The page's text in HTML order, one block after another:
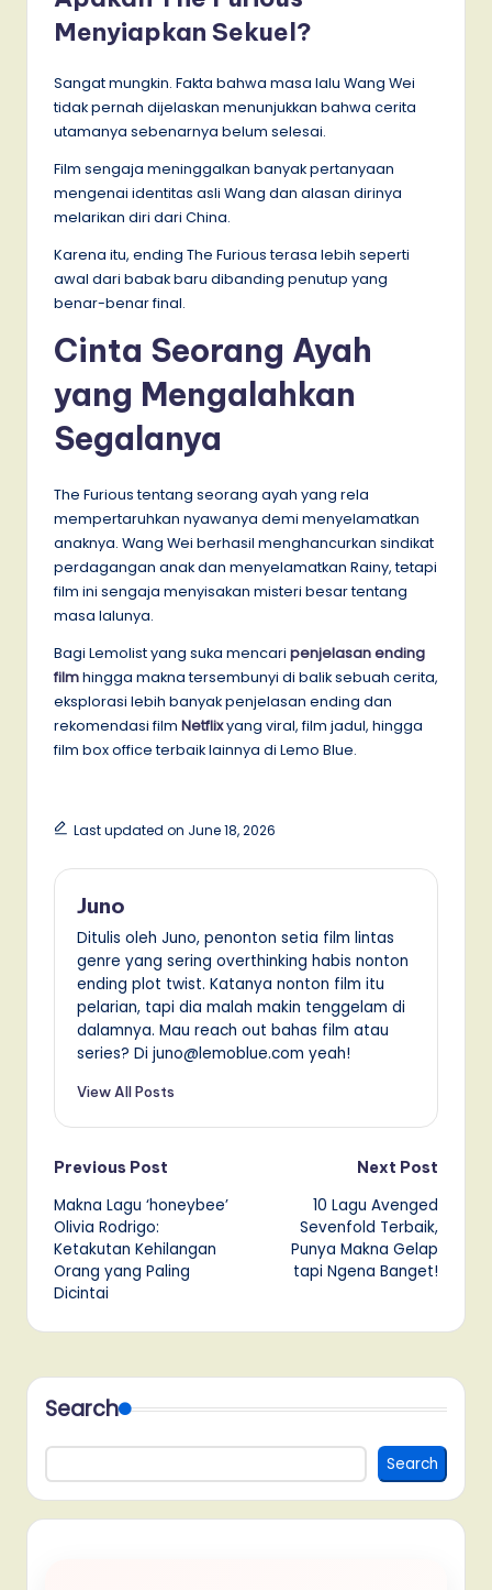
Menyiapkan Sekuel?
Sangat mungkin. Fakta bahwa masa lalu Wang Wei
tidak pernah dijelaskan menunjukkan bahwa cerita
utamanya sebenarnya belum selesai.
Film sengaja meninggalkan banyak pertanyaan
mengenai identitas asli Wang dan alasan dirinya
melarikan diri dari China.
Karena itu, ending The Furious terasa lebih seperti
awal dari babak baru dibanding penutup yang
benar-benar final.
Cinta Seorang Ayah
yang Mengalahkan
Segalanya
The Furious tentang seorang ayah yang rela
mempertaruhkan nyawanya demi menyelamatkan
anaknya. Wang Wei berhasil menghancurkan sindikat
perdagangan anak dan menyelamatkan Rainy, tetapi
film ini sengaja menyisakan misteri besar tentang
masa lalunya.
Bagi Lemolist yang suka mencari penjelasan ending
filmhingga makna tersembunyi di balik sebuah cerita,
eksplorasi lebih banyak penjelasan ending dan
rekomendasi film Netflixyang viral, film jadul, hingga
film box office terbaik lainnya di Lemo Blue.
Last updated on June 18, 2026
Juno
Ditulis oleh Juno, penonton setia film lintas
genre yang sering overthinking habis nonton
ending plot twist. Katanya nonton film itu
pelarian, tapi dia malah makin tenggelam di
dalamnya. Mau reach out bahas film atau
series? Di juno@lemoblue.com yeah!
View All Posts
Post
navigation
Previous Post
Makna Lagu ‘honeybee’
Olivia Rodrigo:
Ketakutan Kehilangan
Orang yang Paling
Dicintai
Next Post
10 Lagu Avenged
Sevenfold Terbaik,
Punya Makna Gelap
tapi Ngena Banget!
Search
Search